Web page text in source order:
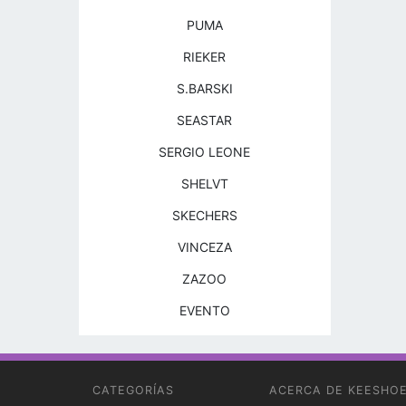
PUMA
RIEKER
S.BARSKI
SEASTAR
SERGIO LEONE
SHELVT
SKECHERS
VINCEZA
ZAZOO
EVENTO
CATEGORÍAS ACERCA DE